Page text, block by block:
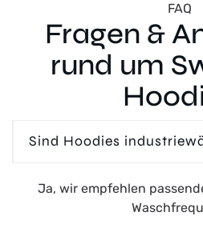
FAQ
Fragen &
rund um
Sind Hoodies
Ja, wir empfehlen